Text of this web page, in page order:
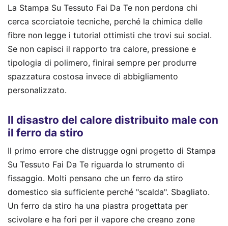
La Stampa Su Tessuto Fai Da Te non perdona chi
cerca scorciatoie tecniche, perché la chimica delle
fibre non legge i tutorial ottimisti che trovi sui social.
Se non capisci il rapporto tra calore, pressione e
tipologia di polimero, finirai sempre per produrre
spazzatura costosa invece di abbigliamento
personalizzato.
Il disastro del calore distribuito male con
il ferro da stiro
Il primo errore che distrugge ogni progetto di Stampa
Su Tessuto Fai Da Te riguarda lo strumento di
fissaggio. Molti pensano che un ferro da stiro
domestico sia sufficiente perché "scalda". Sbagliato.
Un ferro da stiro ha una piastra progettata per
scivolare e ha fori per il vapore che creano zone